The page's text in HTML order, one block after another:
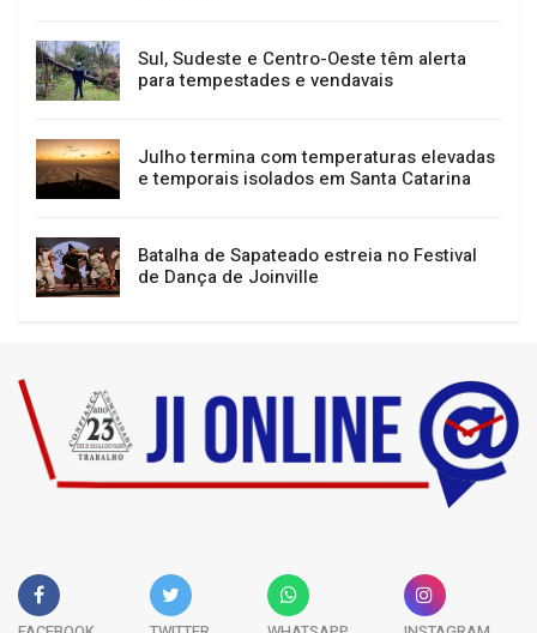
Festival de Dança de Joinville atrai mais de
400 mil pessoas e impulsiona turismo e
economia
Sul, Sudeste e Centro-Oeste têm alerta
para tempestades e vendavais
Julho termina com temperaturas elevadas
e temporais isolados em Santa Catarina